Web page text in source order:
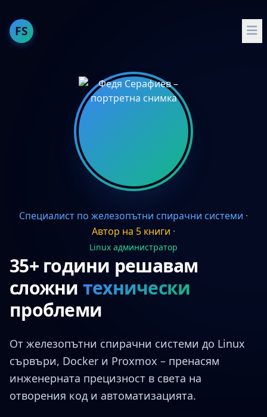
FS
English
Специалист по железопътни спирачни системи ·
Автор на 5 книги ·
Linux администратор
35+ години решавам
сложни технически
проблеми
От железопътни спирачни системи до Linux
сървъри, Docker и Proxmox – пренасям
инженерната прецизност в света на
отворения код и автоматизацията.